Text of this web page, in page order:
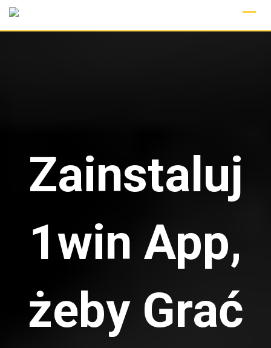
Skip
Zainstaluj
1win App,
żeby Grać